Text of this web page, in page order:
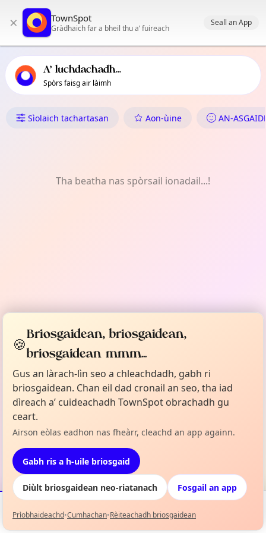
stiùireadh TownSpot
tachartasan ionadail TownSpot
× TownSpot
Gràdhaich far a bheil thu a’ fuireach
Seall an App
A’ luchdachadh...
Spòrs faisg air làimh
Dè tha Dol ann an Pandaitan
Sìolaich tachartasan Aon-ùine AN-
Tha beatha nas spòrsail ionadail...!
Tachartasan Mapa Mo Liosta
🍪Briosgaidean, briosgaidean,
briosgaidean mmm...
Gus an làrach-lìn seo a chleachdadh, gabh ri
briosgaidean. Chan eil dad cronail an seo, tha iad
dìreach a’ cuideachadh TownSpot obrachadh gu
ceart.
Airson eòlas eadhon nas fheàrr, cleachd an app againn.
Gabh ris a h-uile briosgaid
Diùlt briosgaidean neo-riatanach Fosgail an app
Prìobhaideachd•Cumhachan•Rèiteachadh briosgaidean